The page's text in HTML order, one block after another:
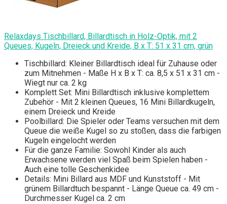
Relaxdays Tischbillard, Billardtisch in Holz-Optik, mit 2
Queues, Kugeln, Dreieck und Kreide, B x T: 51 x 31 cm, grün
Tischbillard: Kleiner Billardtisch ideal für Zuhause oder
zum Mitnehmen - Maße H x B x T: ca. 8,5 x 51 x 31 cm -
Wiegt nur ca. 2 kg
Komplett Set: Mini Billardtisch inklusive komplettem
Zubehör - Mit 2 kleinen Queues, 16 Mini Billardkugeln,
einem Dreieck und Kreide
Poolbillard: Die Spieler oder Teams versuchen mit dem
Queue die weiße Kugel so zu stoßen, dass die farbigen
Kugeln eingelocht werden
Für die ganze Familie: Sowohl Kinder als auch
Erwachsene werden viel Spaß beim Spielen haben -
Auch eine tolle Geschenkidee
Details: Mini Billard aus MDF und Kunststoff - Mit
grünem Billardtuch bespannt - Länge Queue ca. 49 cm -
Durchmesser Kugel ca. 2 cm